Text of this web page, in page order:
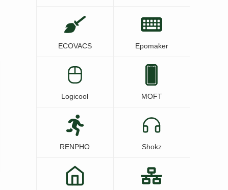
ECOVACS Epomaker
Logicool MOFT
RENPHO Shokz